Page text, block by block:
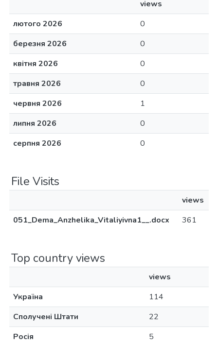
views
лютого 2026
0
березня 2026
0
квітня 2026
0
травня 2026
0
червня 2026
1
липня 2026
0
серпня 2026
0
File Visits
views
051_Dema_Anzhelika_Vitaliyivna1__.docx
361
Top country views
views
Україна
114
Сполучені Штати
22
Росія
5